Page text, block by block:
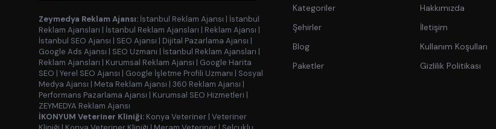
Zeymedya Reklam Ajansı: İstanbul Reklam Ajansı | İstanbul
Reklam Ajansları | İstanbul Reklam Ajansları | Reklam Ajansı |
İstanbul SEO Ajansı | SEO Ajansı | Dijital Pazarlama Ajansı |
Google Ads Ajansı | SEO Uzmanı | İstanbul Reklam Ajansları |
Reklam Ajansları | Kurumsal Reklam Ajansı | Google Harita
SEO | Yerel SEO Ajansı | Google İşletme Profili Uzmanı | Sosyal
Medya Ajansı | Meta Reklam Ajansı | 360 Reklam Ajansı |
Performans Pazarlama Ajansı | Kurumsal SEO Hizmetleri |
ZEYMEDYA Reklam Ajansı
İKONYUM Veteriner Kliniği: Konya Veteriner | Veteriner
Kategoriler
Şehirler
Blog
Paketler
Hakkımızda
İletişim
Kullanım Koşulları
Gizlilik Politikası